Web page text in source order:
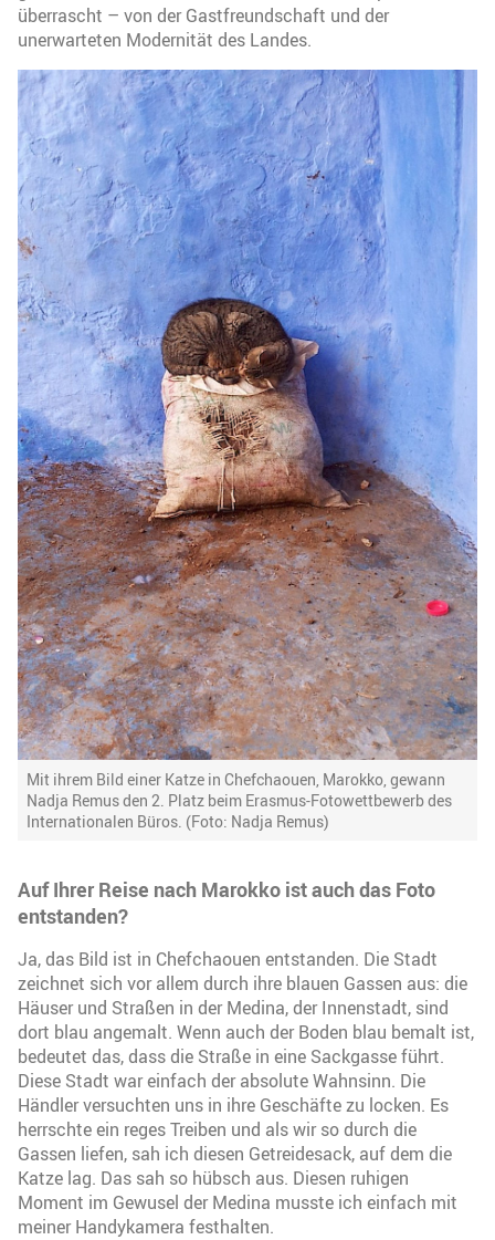
überrascht – von der Gastfreundschaft und der
unerwarteten Modernität des Landes.
Mit ihrem Bild einer Katze in Chefchaouen, Marokko, gewann
Nadja Remus den 2. Platz beim Erasmus-Fotowettbewerb des
Internationalen Büros. (Foto: Nadja Remus)
Auf Ihrer Reise nach Marokko ist auch das Foto
entstanden?
Ja, das Bild ist in Chefchaouen entstanden. Die Stadt
zeichnet sich vor allem durch ihre blauen Gassen aus: die
Häuser und Straßen in der Medina, der Innenstadt, sind
dort blau angemalt. Wenn auch der Boden blau bemalt ist,
bedeutet das, dass die Straße in eine Sackgasse führt.
Diese Stadt war einfach der absolute Wahnsinn. Die
Händler versuchten uns in ihre Geschäfte zu locken. Es
herrschte ein reges Treiben und als wir so durch die
Gassen liefen, sah ich diesen Getreidesack, auf dem die
Katze lag. Das sah so hübsch aus. Diesen ruhigen
Moment im Gewusel der Medina musste ich einfach mit
meiner Handykamera festhalten.